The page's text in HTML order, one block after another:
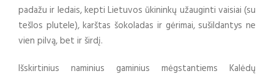
padažu ir ledais, kepti Lietuvos ūkininkų užauginti vaisiai (su
tešlos plutele), karštas šokoladas ir gėrimai, sušildantys ne
vien pilvą, bet ir širdį.
Išskirtinius naminius gaminius mėgstantiems Kalėdų